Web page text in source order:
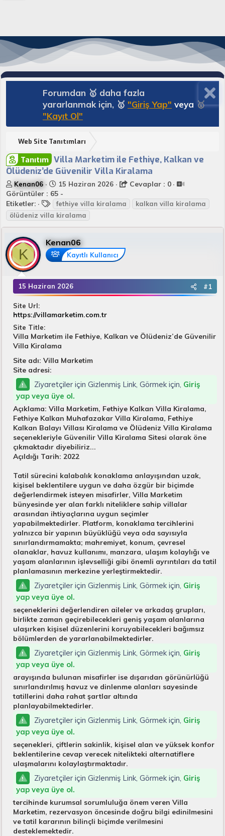
Forumdan 🥇 daha fazla
yararlanmak için, 🥇 "Giriş Yap" veya 🥇
"Kayıt Ol"
Web Site Tanıtımları
Tanıtım Villa Marketim ile Fethiye, Kalkan ve
Ölüdeniz’de Güvenilir Villa Kiralama
K
o
n
u
y
B
a
ş
l
a
a
n
Kenan06
B
a
ş
l
a
g
ı
ç
a
r
i
i
15 Haziran 2026
Cevaplar : 0
Görüntüler : 65 -
Etiketler:
E
t
i
e
t
l
r
fethiye villa kiralama
kalkan villa kiralama
ölüdeniz villa kiralama
K
Kenan06
Kayıtlı Kullanıcı
15 Haziran 2026 #1
Site Url
https://villamarketim.com.tr
Site Title
Villa Marketim ile Fethiye, Kalkan ve Ölüdeniz’de Güvenilir
Villa Kiralama
Site adı: Villa Marketim
Site adresi:
Ziyaretçiler için Gizlenmiş Link, Görmek için, Giriş
yap veya üye ol.
Açıklama: Villa Marketim, Fethiye Kalkan Villa Kiralama,
Fethiye Kalkan Muhafazakar Villa Kiralama, Fethiye
Kalkan Balayı Villası Kiralama ve Ölüdeniz Villa Kiralama
seçenekleriyle Güvenilir Villa Kiralama Sitesi olarak öne
çıkmaktadır diyebiliriz...
Açıldığı Tarih: 2022
Tatil sürecini kalabalık konaklama anlayışından uzak,
kişisel beklentilere uygun ve daha özgür bir biçimde
değerlendirmek isteyen misafirler, Villa Marketim
bünyesinde yer alan farklı niteliklere sahip villalar
arasından ihtiyaçlarına uygun seçimler
yapabilmektedirler. Platform, konaklama tercihlerini
yalnızca bir yapının büyüklüğü veya oda sayısıyla
sınırlandırmamakta; mahremiyet, konum, çevresel
olanaklar, havuz kullanımı, manzara, ulaşım kolaylığı ve
yaşam alanlarının işlevselliği gibi önemli ayrıntıları da tatil
planlamasının merkezine yerleştirmektedir.
Ziyaretçiler için Gizlenmiş Link, Görmek için, Giriş
yap veya üye ol.
seçeneklerini değerlendiren aileler ve arkadaş grupları,
birlikte zaman geçirebilecekleri geniş yaşam alanlarına
ulaşırken kişisel düzenlerini koruyabilecekleri bağımsız
bölümlerden de yararlanabilmektedirler.
Ziyaretçiler için Gizlenmiş Link, Görmek için, Giriş
yap veya üye ol.
arayışında bulunan misafirler ise dışarıdan görünürlüğü
sınırlandırılmış havuz ve dinlenme alanları sayesinde
tatillerini daha rahat şartlar altında
planlayabilmektedirler.
Ziyaretçiler için Gizlenmiş Link, Görmek için, Giriş
yap veya üye ol.
seçenekleri, çiftlerin sakinlik, kişisel alan ve yüksek konfor
beklentilerine cevap verecek nitelikteki alternatiflere
ulaşmalarını kolaylaştırmaktadır.
Ziyaretçiler için Gizlenmiş Link, Görmek için, Giriş
yap veya üye ol.
tercihinde kurumsal sorumluluğa önem veren Villa
Marketim, rezervasyon öncesinde doğru bilgi edinilmesini
ve tatil kararının bilinçli biçimde verilmesini
desteklemektedir.